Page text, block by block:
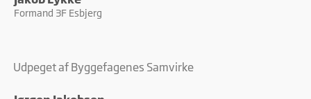
Marketing cookies bruges til at spore brugere på tværs af
Formand 3F Esbjerg
Udpeget af Byggefagenes Samvirke